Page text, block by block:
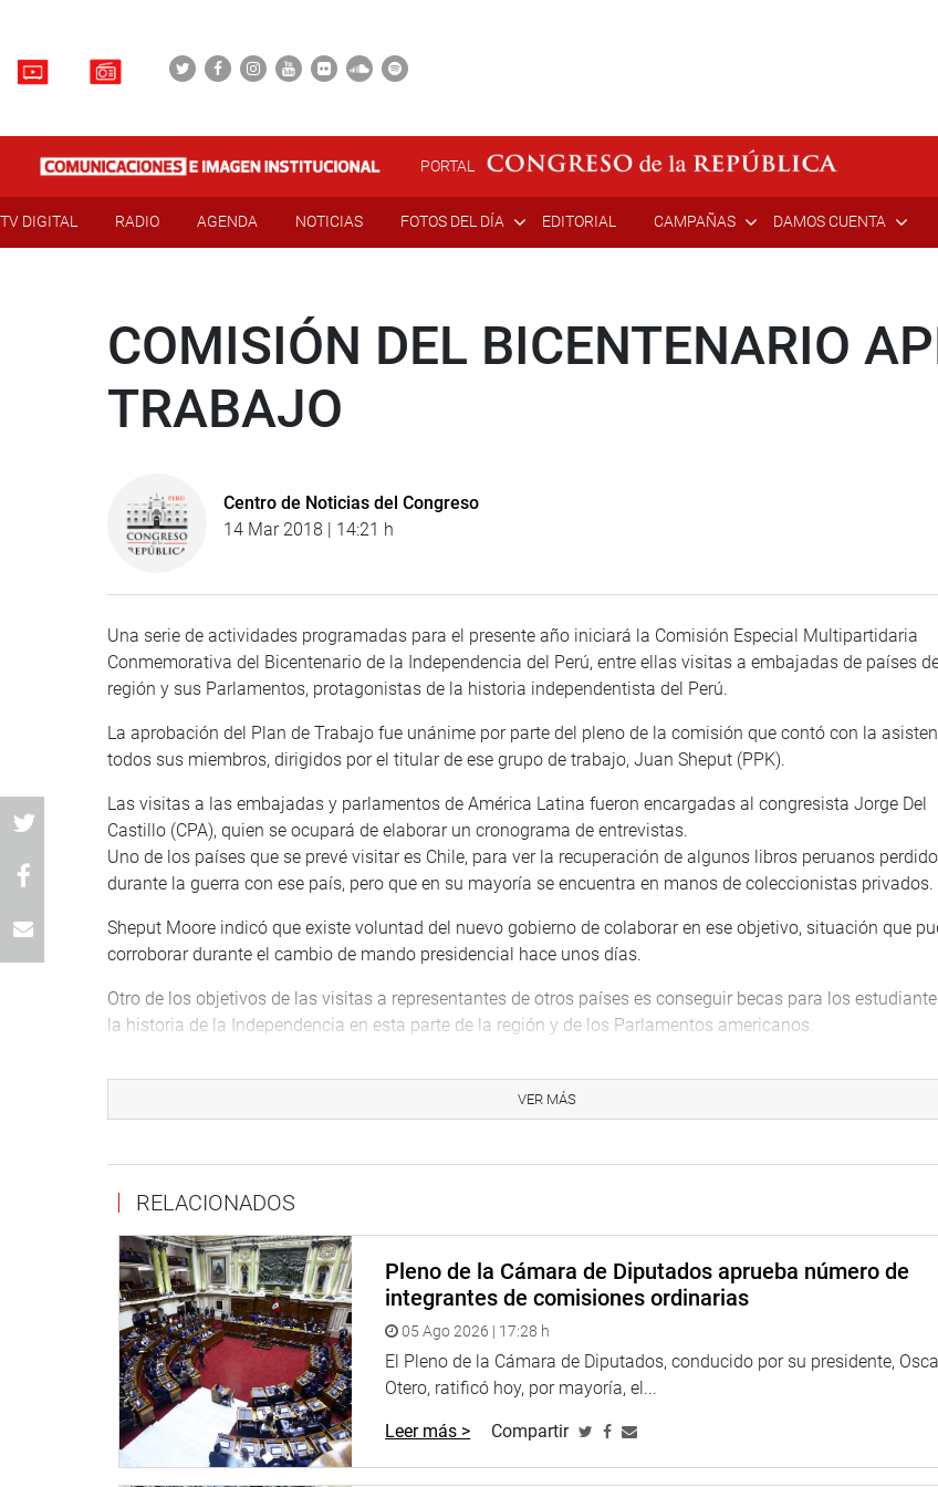
PORTAL
TV DIGITAL RADIO AGENDA NOTICIAS FOTOS DEL DÍA EDITORIAL CAMPAÑAS DAMOS CUENTA
COMISIÓN DEL BICENTENARIO
TRABAJO
Centro de Noticias del Congreso
14 Mar 2018 | 14:21 h
Una serie de actividades programadas para el presente año iniciará la Comisión Especial Multipartidaria
Conmemorativa del Bicentenario de la Independencia del Perú, entre ellas visitas a embajadas de países
región y sus Parlamentos, protagonistas de la historia independentista del Perú.
La aprobación del Plan de Trabajo fue unánime por parte del pleno de la comisión que contó con la
todos sus miembros, dirigidos por el titular de ese grupo de trabajo, Juan Sheput (PPK).
Las visitas a las embajadas y parlamentos de América Latina fueron encargadas al congresista Jorge Del
Castillo (CPA), quien se ocupará de elaborar un cronograma de entrevistas.
Uno de los países que se prevé visitar es Chile, para ver la recuperación de algunos libros peruanos
durante la guerra con ese país, pero que en su mayoría se encuentra en manos de coleccionistas privados.
Sheput Moore indicó que existe voluntad del nuevo gobierno de colaborar en ese objetivo, situación que
corroborar durante el cambio de mando presidencial hace unos días.
Otro de los objetivos de las visitas a representantes de otros países es conseguir becas para los
la historia de la Independencia en esta parte de la región y de los Parlamentos americanos.
del historiador y sociólogo Hugo Neira, eventos que continuarán en forma permanente hasta julio del 2021.
denominado Efemérides, que consiste en hacer conocer a la población los importantes acontecimientos
serán recordados por el bicentenario.
Asimismo “Voces del Bicentenario” que incluye entrevistas a diversos personajes de la política sobre el
parlamento nacional; la promoción de investigaciones, entre otros.
El pleno de la décima sesión ordinaria también aprobó la realización de audiencias descentralizadas y la
los diversos archivos de las entidades nacionales.
Asimismo, el ingreso a la comisión de la congresista Luz Salgado Rubianes (FP), según el acuerdo de
a esa comisión a los expresidentes del Congreso.
NO SON HEROES
VER MÁS
RELACIONADOS
Pleno de la Cámara de Diputados aprueba número de
integrantes de comisiones ordinarias
05 Ago 2026 | 17:28 h
El Pleno de la Cámara de Diputados, conducido por su presidente,
Otero, ratificó hoy, por mayoría, el...
Leer más > Compartir